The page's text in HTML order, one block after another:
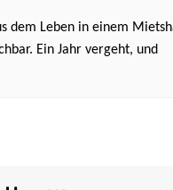
dem Leben in einem
Ein Jahr vergeht, und